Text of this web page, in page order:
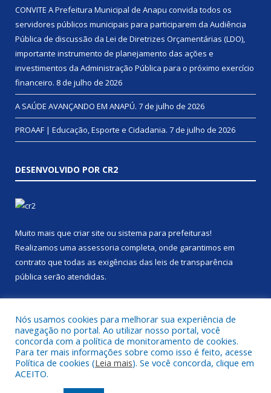
CONVITE A Prefeitura Municipal de Anapu convida todos os
servidores públicos municipais para participarem da Audiência
Pública de discussão da Lei de Diretrizes Orçamentárias (LDO),
importante instrumento de planejamento das ações e
investimentos da Administração Pública para o próximo exercício
financeiro. 8 de julho de 2026
A SAÚDE AVANÇANDO EM ANAPÚ. 7 de julho de 2026
PROAAF | Educação, Esporte e Cidadania. 7 de julho de 2026
DESENVOLVIDO POR CR2
Muito mais que criar site ou sistema para prefeituras!
Realizamos uma assessoria completa, onde garantimos em
contrato que todas as exigências das leis de transparência
pública serão atendidas.
Todos os direitos reservados a Prefeitura Municipal de Anapu.
Nós usamos cookies para melhorar sua experiência de
navegação no portal. Ao utilizar nosso portal, você
concorda com a política de monitoramento de cookies.
Para ter mais informações sobre como isso é feito, acesse
Política de cookies (Leia mais). Se você concorda, clique em
ACEITO.